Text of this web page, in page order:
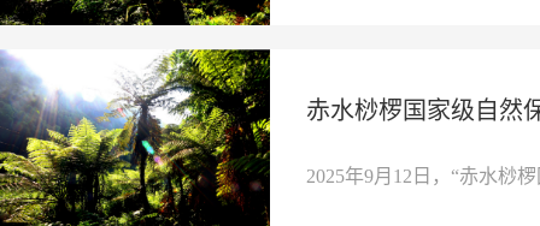
赤水桫椤国家级自然
2025年9月12日，“赤水桫